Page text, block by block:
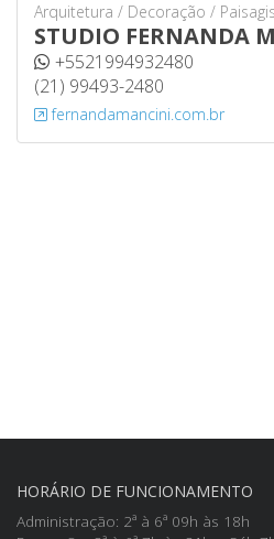
Arquitetura / Decoração /
STUDIO FERNANDA
+5521994932480
(21) 99493-2480
fernandamancini.com.br
HORÁRIO DE FUNCIONAMENTO
Administração: 2ª à 6ª 09h às 18h